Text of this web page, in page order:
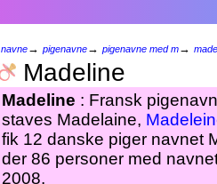
navne→ pigenavne→ pigenavne med m→
Madeline
Madeline : Fransk
staves Madelaine,
fik 12 danske piger navnet
der 86 personer med
2008.